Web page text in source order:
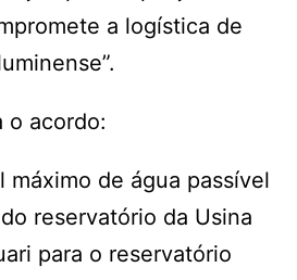
a logística de
o acordo:
máximo de água passível
reservatório da Usina
para o reservatório